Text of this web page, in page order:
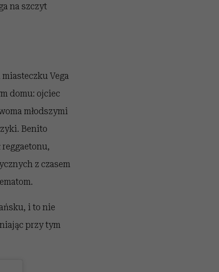
na szczyt
Vega
domu: ojciec
młodszymi
Benito
z czasem
i to nie
przy tym